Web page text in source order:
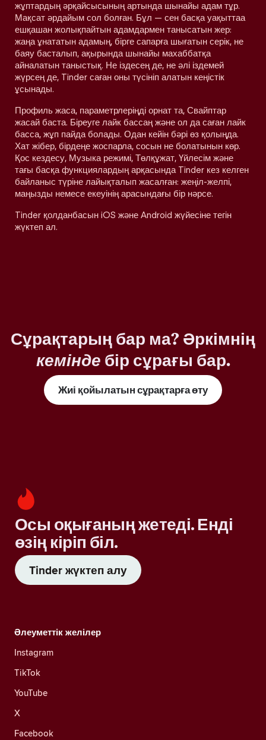
жұптардың әрқайсысының артында шынайы адам тұр.
Мақсат әрдайым сол болған. Бұл — сен басқа уақыттаа
ешқашан жолықпайтын адамдармен танысатын жер:
жаңа ұнататын адамың, бірге сапарға шығатын серік, не
баяу басталып, ақырында шынайы махаббатқа
айналатын таныстық. Не іздесең де, не әлі іздемей
жүрсең де, Tinder саған оны түсініп алатын кеңістік
ұсынады.
Профиль жаса, параметрлеріңді орнат та, Свайптар
жасай баста. Біреуге лайк бассаң және ол да саған лайк
басса, жұп пайда болады. Одан кейін бәрі өз қолыңда.
Хат жібер, бірдеңе жоспарла, сосын не болатынын көр.
Қос кездесу, Музыка режимі, Төлқұжат, Үйлесім және
тағы басқа функциялардың арқасында Tinder кез келген
байланыс түріне лайықталып жасалған: жеңіл-желпі,
маңызды немесе екеуінің арасындағы бір нәрсе.
Tinder қолданбасын iOS және Android жүйесіне тегін
жүктеп ал.
Сұрақтарың бар ма? Әркімнің
кемінде бір сұрағы бар.
Жиі қойылатын сұрақтарға өту
Осы оқығаның жетеді. Енді
өзің кіріп біл.
Tinder жүктеп алу
Әлеуметтік желілер
Instagram
TikTok
YouTube
X
Facebook